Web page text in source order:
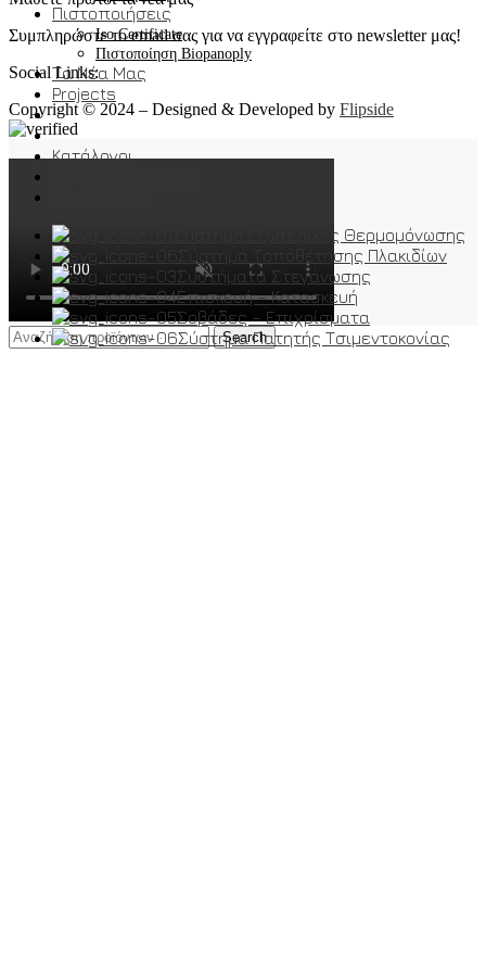
Συμπληρώστε το email σας για να εγγραφείτε στο newsletter μας!
Social Links:
Copyright © 2024 – Designed & Developed by Flipside
Search
Πιστοποιήσεις
Iso Certificate
Πιστοποίηση Biopanoply
Τα Νέα Μας
Projects
Κατάλογοι
Σύστημα Εξωτερικής Θερμομόνωσης
Σύστημα Τοποθέτησης Πλακιδίων
Συστήματα Στεγάνωσης
Επισκευή – Κατασκευή
Σοβάδες – Επιχρίσματα
Σύστημα Πατητής Τσιμεντοκονίας